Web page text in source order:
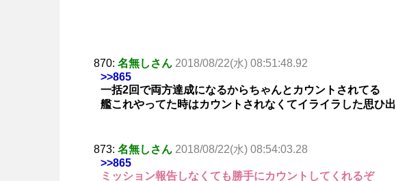
870: 名無しさん 2018/08/22(水) 08:51:48.92
>>865
一括2回で両方達成になるからちゃんとカウントされてる
艦これやってた時はカウントされなくてイライラした思ひ出
873: 名無しさん 2018/08/22(水) 08:54:03.28
>>865
ミッション報告しなくても勝手にカウントしてくれるぞ